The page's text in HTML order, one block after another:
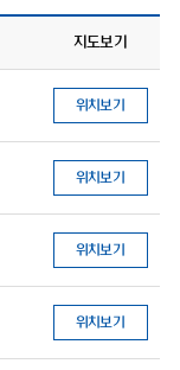
지도보기
위치보기
위치보기
위치보기
위치보기